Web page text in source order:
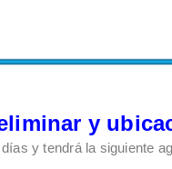
y
y tendrá la siguiente